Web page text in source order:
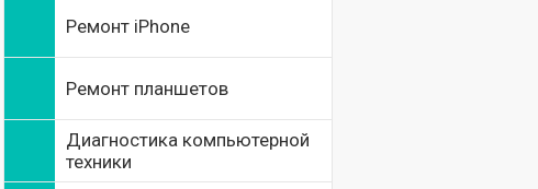
Ремонт iPhone
Ремонт планшетов
Диагностика компьютерной
техники